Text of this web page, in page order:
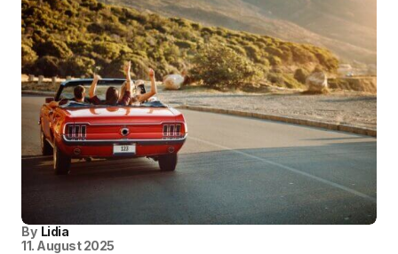
By Lidia
11. August 2025